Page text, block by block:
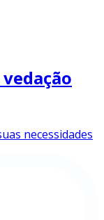
necessidades